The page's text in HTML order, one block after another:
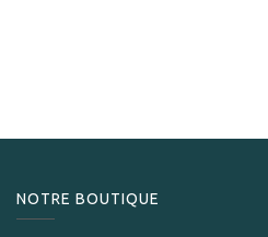
NOTRE BOUTIQUE